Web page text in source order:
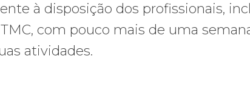
à disposição dos profissionais,
com pouco mais de uma
atividades.